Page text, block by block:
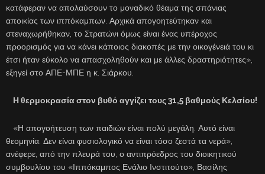
κατάφεραν να απολαύσουν το μοναδικό θέαμα της σπάνιας
αποικίας των ιππόκαμπων. Αρχικά απογοητεύτηκαν και
στεναχωρήθηκαν, το Στρατώνι όμως είναι ένας υπέροχος
προορισμός για να κάνει κάποιος διακοπές με την οικογένειά του κι
έτσι ήταν εύκολο να απασχοληθούν και με άλλες δραστηριότητες»,
εξηγεί στο ΑΠΕ-ΜΠΕ η κ. Σιάρκου.
Η θερμοκρασία στον βυθό αγγίζει τους 31,5 βαθμούς Κελσίου!
«Η απογοήτευση των παιδιών είναι πολύ μεγάλη. Αυτό είναι
θεομηνία. Δεν είναι φυσιολογικό να είναι τόσο ζεστά τα νερά»,
ανέφερε, από την πλευρά του, ο αντιπρόεδρος του διοικητικού
συμβουλίου του «Ιππόκαμπος Ενάλιο Ινστιτούτο», Βασίλης